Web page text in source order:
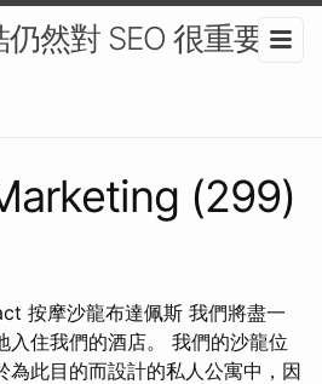
然對 SEO 很重要-
(299)
按摩沙龍布達佩斯 我們將盡一
入住我們的酒店。 我們的沙龍位
為此目的而設計的私人公寓中，因